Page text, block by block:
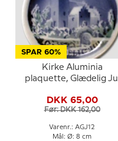
SPAR 60%
Kirke Aluminia
plaquette, Glædelig Jul
DKK 65,00
Før: DKK 162,00
Varenr.: AGJ12
Mål: Ø: 8 cm